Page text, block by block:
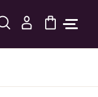
HLEDAT